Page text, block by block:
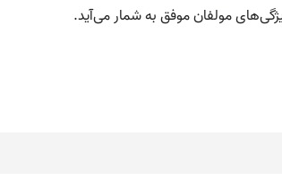
مولفان موفق به شمار می‌آید.